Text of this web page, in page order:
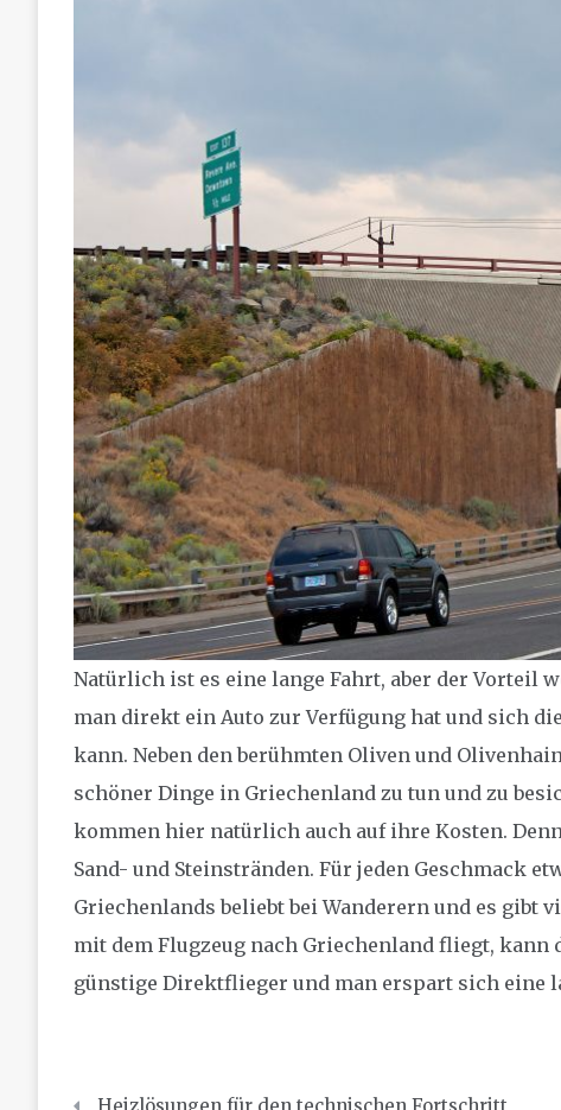
Natürlich ist es eine lange Fahrt, aber der Vorteil
man direkt ein Auto zur Verfügung hat und sich
kann. Neben den berühmten Oliven und
schöner Dinge in Griechenland zu tun und zu
kommen hier natürlich auch auf ihre Kosten.
Sand- und Steinstränden. Für jeden Geschmack
Griechenlands beliebt bei Wanderern und es gibt
mit dem Flugzeug nach Griechenland fliegt, kann
günstige Direktflieger und man erspart sich eine
Beitragsnavigation